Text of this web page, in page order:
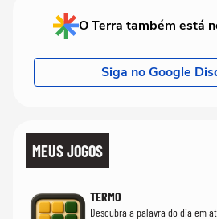
O Terra também está
Siga no Google
MEUS JOGOS
TERMO
Descubra a palavra do dia em